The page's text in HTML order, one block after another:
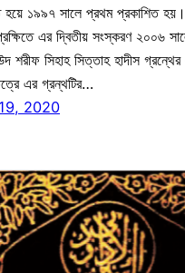
১৯৯৭ সালে প্রথম প্রকাশিত হয়।
এর দ্বিতীয় সংস্করণ ২০০৬
সিহাহ সিত্তাহ হাদীস গ্রন্থের
এর গ্রন্থটির…
2020